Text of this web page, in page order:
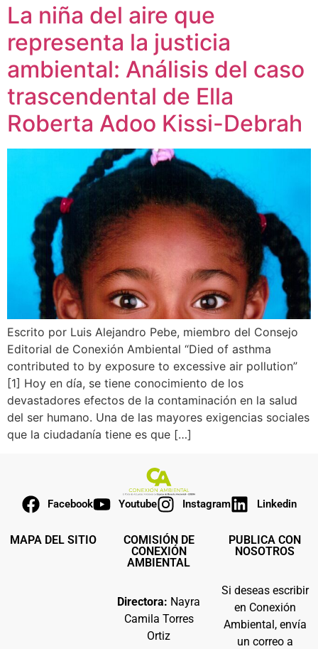
La niña del aire que
representa la justicia
ambiental: Análisis del caso
trascendental de Ella
Roberta Adoo Kissi-Debrah
Escrito por Luis Alejandro Pebe, miembro del Consejo
Editorial de Conexión Ambiental “Died of asthma
contributed to by exposure to excessive air pollution”
[1] Hoy en día, se tiene conocimiento de los
devastadores efectos de la contaminación en la salud
del ser humano. Una de las mayores exigencias sociales
que la ciudadanía tiene es que […]
Facebook Youtube Instagram Linkedin
MAPA DEL SITIO
COMISIÓN DE
CONEXIÓN
AMBIENTAL
Directora: Nayra
Camila Torres
Ortiz
PUBLICA CON
NOSOTROS
Si deseas escribir
en Conexión
Ambiental, envía
un correo a